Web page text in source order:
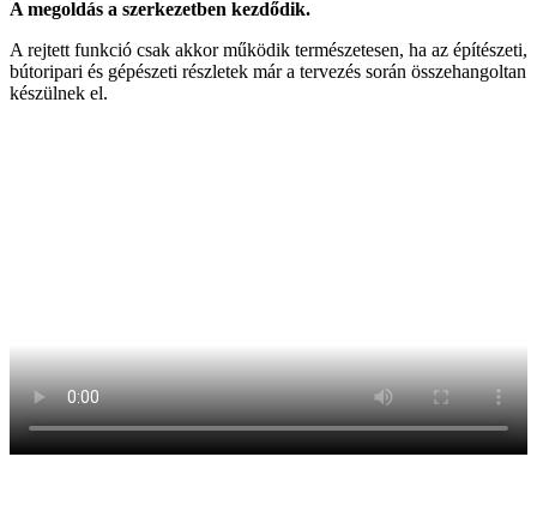
A megoldás a szerkezetben kezdődik.
A rejtett funkció csak akkor működik természetesen, ha az építészeti,
bútoripari és gépészeti részletek már a tervezés során összehangoltan
készülnek el.